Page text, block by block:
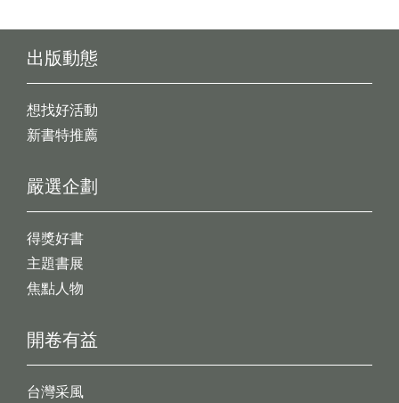
出版動態
想找好活動
新書特推薦
開卷有益
台灣采風
嚴選企劃
得獎好書
主題書展
焦點人物